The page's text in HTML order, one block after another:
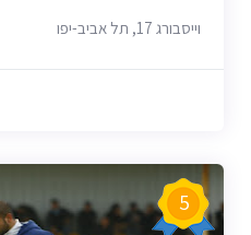
וייסבורג 17, תל אביב-יפו
5